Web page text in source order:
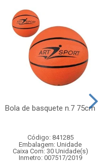
Bola de basquete n.7 75cm
Código: 841285
Embalagem: Unidade
Caixa Com: 30 Unidade(s)
Inmetro: 007517/2019